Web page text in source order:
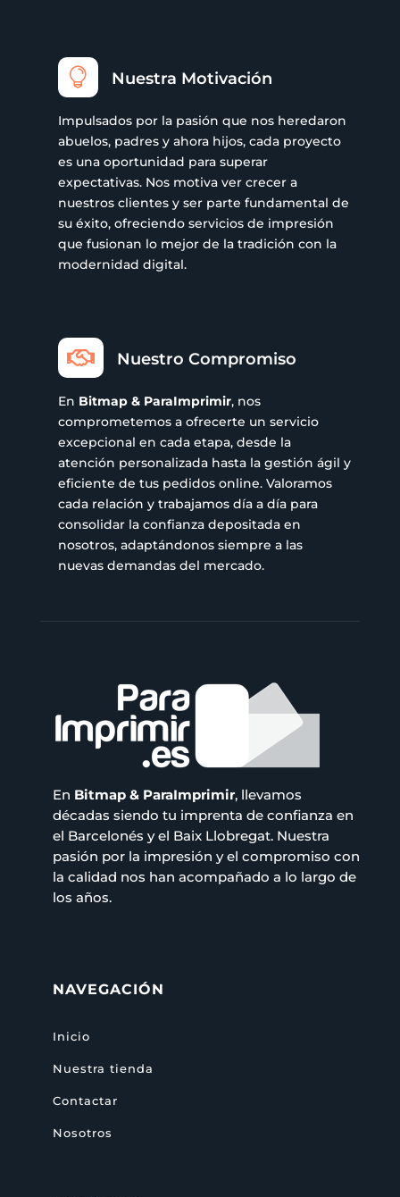
 Nuestra Motivación
Impulsados por la pasión que nos heredaron
abuelos, padres y ahora hijos, cada proyecto
es una oportunidad para superar
expectativas. Nos motiva ver crecer a
nuestros clientes y ser parte fundamental de
su éxito, ofreciendo servicios de impresión
que fusionan lo mejor de la tradición con la
modernidad digital.
 Nuestro Compromiso
En Bitmap & ParaImprimir, nos
comprometemos a ofrecerte un servicio
excepcional en cada etapa, desde la
atención personalizada hasta la gestión ágil y
eficiente de tus pedidos online. Valoramos
cada relación y trabajamos día a día para
consolidar la confianza depositada en
nosotros, adaptándonos siempre a las
nuevas demandas del mercado.
En Bitmap & ParaImprimir, llevamos
décadas siendo tu imprenta de confianza en
el Barcelonés y el Baix Llobregat. Nuestra
pasión por la impresión y el compromiso con
la calidad nos han acompañado a lo largo de
los años.
NAVEGACIÓN
Inicio
Nuestra tienda
Contactar
Nosotros